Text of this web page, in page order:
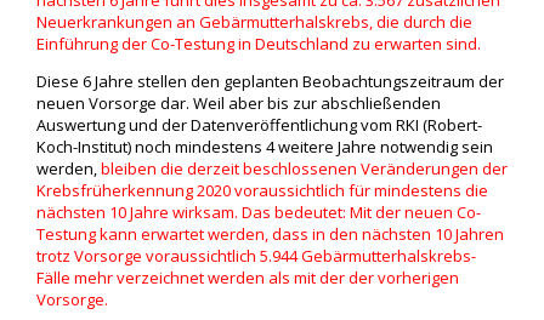
Neuerkrankungen an Gebärmutterhalskrebs, die durch die
Einführung der Co-Testung in Deutschland zu erwarten sind.
Diese 6 Jahre stellen den geplanten Beobachtungszeitraum der
neuen Vorsorge dar. Weil aber bis zur abschließenden
Auswertung und der Datenveröffentlichung vom RKI (Robert-
Koch-Institut) noch mindestens 4 weitere Jahre notwendig sein
werden,bleiben die derzeit beschlossenen Veränderungen der
Krebsfrüherkennung 2020 voraussichtlich für mindestens die
nächsten 10 Jahre wirksam. Das bedeutet: Mit der neuen Co-
Testung kann erwartet werden, dass in den nächsten 10 Jahren
trotz Vorsorge voraussichtlich 5.944 Gebärmutterhalskrebs-
Fälle mehr verzeichnet werden als mit der der vorherigen
Vorsorge.